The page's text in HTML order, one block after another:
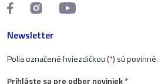
Newsletter
Polia označené hviezdičkou (*) sú povinné.
Prihláste sa pre odber noviniek*